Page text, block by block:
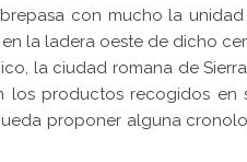
con mucho la
la ladera oeste de dicho
la ciudad romana de
productos recogidos en
proponer alguna